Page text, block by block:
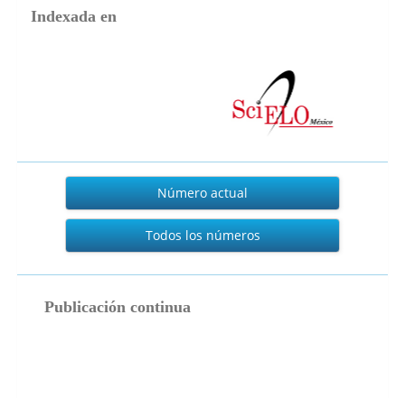
Indexada en
Actual
Número actual
Todos los números
Publicación continua